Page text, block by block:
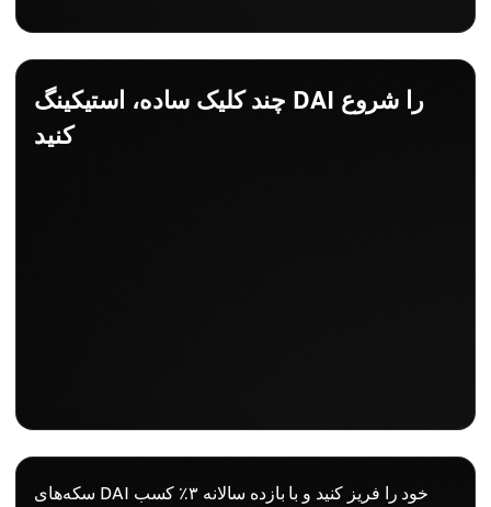
چند کلیک ساده، استیکینگ DAI را شروع
کنید
سکه‌های DAI خود را فریز کنید و با بازده سالانه ۳٪ کسب